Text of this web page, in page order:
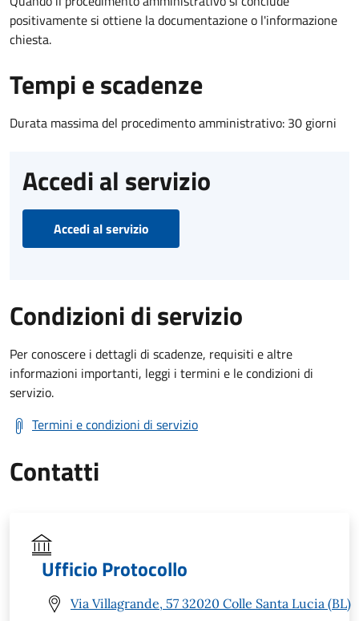
positivamente si ottiene la documentazione o l'informazione
chiesta.
Tempi e scadenze
Durata massima del procedimento amministrativo: 30 giorni
Accedi al servizio
Accedi al servizio
Condizioni di servizio
Per conoscere i dettagli di scadenze, requisiti e altre
informazioni importanti, leggi i termini e le condizioni di
servizio.
Termini e condizioni di servizio
Contatti
Ufficio Protocollo
Via Villagrande, 57 32020 Colle Santa Lucia (BL)